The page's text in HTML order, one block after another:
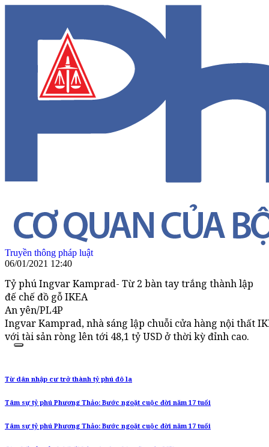
Truyền thông pháp luật
06/01/2021 12:40
Tỷ phú Ingvar Kamprad- Từ 2 bàn tay trắng thành lập
đế chế đồ gỗ IKEA
An yên/PL4P
Ingvar Kamprad, nhà sáng lập chuỗi cửa hàng nội thất
với tài sản ròng lên tới 48,1 tỷ USD ở thời kỳ đỉnh cao.
Từ dân nhập cư trở thành tỷ phú đô la
Tâm sự tỷ phú Phương Thảo: Bước ngoặt cuộc đời năm 17 tuổi
Tâm sự tỷ phú Phương Thảo: Bước ngoặt cuộc đời năm 17 tuổi